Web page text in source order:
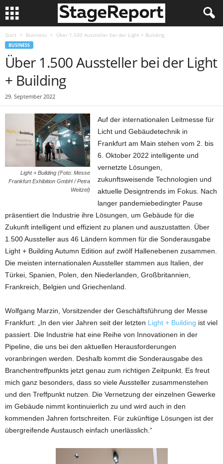
Start Business Über 1.500 Aussteller bei der Light + Building
BUSINESS
Über 1.500 Aussteller bei der Light
+ Building
29. September 2022
Light + Building (Foto: Messe
Frankfurt Exhibition GmbH / Petra
Weitzel)
Auf der internationalen Leitmesse für
Licht und Gebäudetechnik in
Frankfurt am Main stehen vom 2. bis
6. Oktober 2022 intelligente und
vernetzte Lösungen,
zukunftsweisende Technologien und
aktuelle Designtrends im Fokus. Nach
langer pandemiebedingter Pause
präsentiert die Industrie ihre Lösungen, um Gebäude für die
Zukunft intelligent und effizient zu planen und auszustatten. Über
1.500 Aussteller aus 46 Ländern kommen für die Sonderausgabe
Light + Building Autumn Edition auf zwölf Hallenebenen zusammen.
Die meisten internationalen Aussteller stammen aus Italien, der
Türkei, Spanien, Polen, den Niederlanden, Großbritannien,
Frankreich, Belgien und Griechenland.
Wolfgang Marzin, Vorsitzender der Geschäftsführung der Messe
Frankfurt: „In den vier Jahren seit der letzten Light + Building ist viel
passiert. Die Industrie hat eine Reihe von Innovationen in der
Pipeline, die uns bei den aktuellen Herausforderungen
voranbringen werden. Deshalb kommt die Sonderausgabe des
Branchentreffpunkts jetzt genau zum richtigen Zeitpunkt. Es freut
mich ganz besonders, dass so viele Aussteller zusammenstehen
und den Treffpunkt nutzen. Die Vernetzung der einzelnen Gewerke
im Gebäude nimmt kontinuierlich zu und wird auch in den
kommenden Jahren fortschreiten. Für zukünftige Lösungen ist der
übergreifende Austausch einfach unerlässlich.“